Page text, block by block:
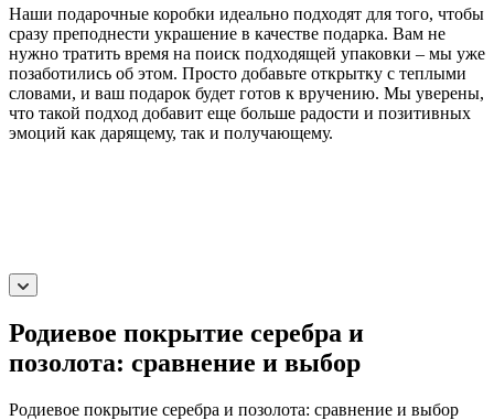
Наши подарочные коробки идеально подходят для того, чтобы
сразу преподнести украшение в качестве подарка. Вам не
нужно тратить время на поиск подходящей упаковки – мы уже
позаботились об этом. Просто добавьте открытку с теплыми
словами, и ваш подарок будет готов к вручению. Мы уверены,
что такой подход добавит еще больше радости и позитивных
эмоций как дарящему, так и получающему.
Родиевое покрытие серебра и
позолота: сравнение и выбор
Родиевое покрытие серебра и позолота: сравнение и выбор